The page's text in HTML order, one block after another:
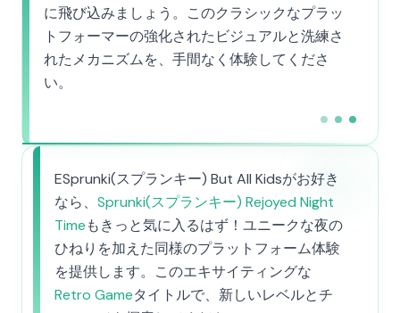
に飛び込みましょう。このクラシックなプラッ
トフォーマーの強化されたビジュアルと洗練さ
れたメカニズムを、手間なく体験してくださ
い。
ESprunki(スプランキー) But All Kidsがお好き
なら、 Sprunki(スプランキー) Rejoyed Night
Timeもきっと気に入るはず！ユニークな夜の
ひねりを加えた同様のプラットフォーム体験
を提供します。このエキサイティングな
Retro Gameタイトルで、新しいレベルとチ